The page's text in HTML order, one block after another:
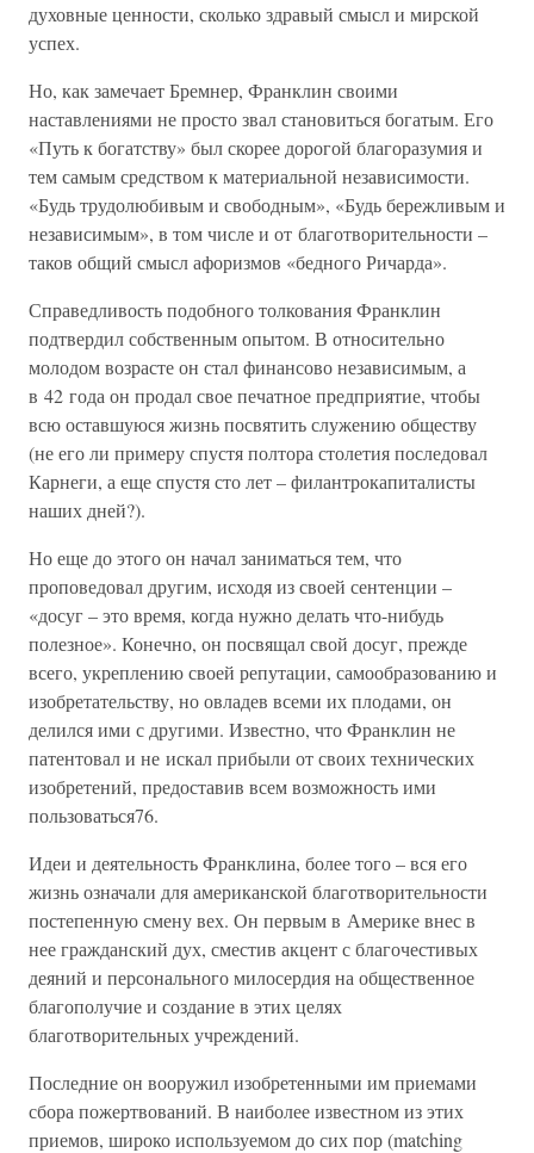
духовные ценности, сколько здравый смысл и мирской
успех.
Но, как замечает Бремнер, Франклин своими
наставлениями не просто звал становиться богатым. Его
«Путь к богатству» был скорее дорогой благоразумия и
тем самым средством к материальной независимости.
«Будь трудолюбивым и свободным», «Будь бережливым и
независимым», в том числе и от благотворительности –
таков общий смысл афоризмов «бедного Ричарда».
Справедливость подобного толкования Франклин
подтвердил собственным опытом. В относительно
молодом возрасте он стал финансово независимым, а
в 42 года он продал свое печатное предприятие, чтобы
всю оставшуюся жизнь посвятить служению обществу
(не его ли примеру спустя полтора столетия последовал
Карнеги, а еще спустя сто лет – филантрокапиталисты
наших дней?).
Но еще до этого он начал заниматься тем, что
проповедовал другим, исходя из своей сентенции –
«досуг – это время, когда нужно делать что-нибудь
полезное». Конечно, он посвящал свой досуг, прежде
всего, укреплению своей репутации, самообразованию и
изобретательству, но овладев всеми их плодами, он
делился ими с другими. Известно, что Франклин не
патентовал и не искал прибыли от своих технических
изобретений, предоставив всем возможность ими
пользоваться76.
Идеи и деятельность Франклина, более того – вся его
жизнь означали для американской благотворительности
постепенную смену вех. Он первым в Америке внес в
нее гражданский дух, сместив акцент с благочестивых
деяний и персонального милосердия на общественное
благополучие и создание в этих целях
благотворительных учреждений.
Последние он вооружил изобретенными им приемами
сбора пожертвований. В наиболее известном из этих
приемов, широко используемом до сих пор (matching